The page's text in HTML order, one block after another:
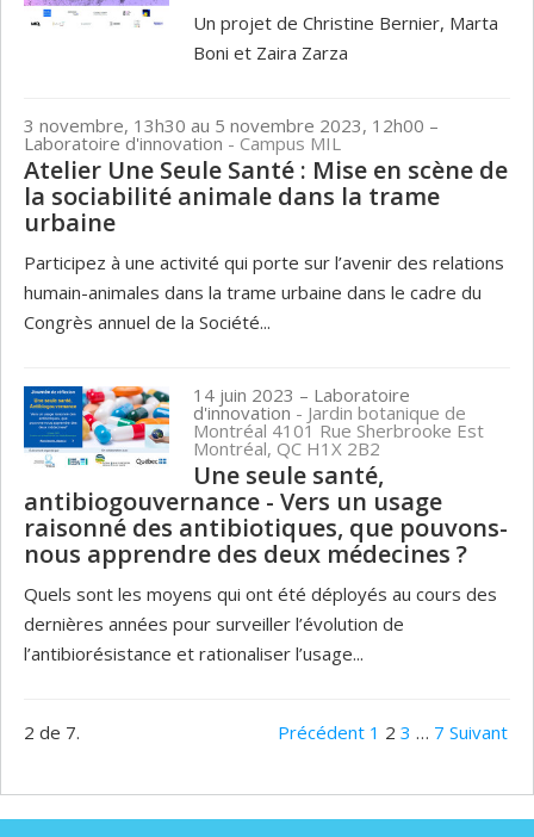
Un projet de Christine Bernier, Marta
Boni et Zaira Zarza
3 novembre, 13h30 au 5 novembre 2023, 12h00 –
Laboratoire d'innovation - Campus MIL
Atelier Une Seule Santé : Mise en scène de
la sociabilité animale dans la trame
urbaine
Participez à une activité qui porte sur l’avenir des relations
humain-animales dans la trame urbaine dans le cadre du
Congrès annuel de la Société...
14 juin 2023 – Laboratoire
d'innovation - Jardin botanique de
Montréal 4101 Rue Sherbrooke Est
Montréal, QC H1X 2B2
Une seule santé,
antibiogouvernance - Vers un usage
raisonné des antibiotiques, que pouvons-
nous apprendre des deux médecines ?
Quels sont les moyens qui ont été déployés au cours des
dernières années pour surveiller l’évolution de
l’antibiorésistance et rationaliser l’usage...
2 de 7. Précédent 1 2 3 … 7 Suivant